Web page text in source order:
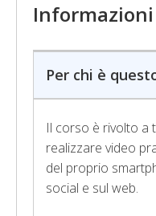
Per chi è
Il corso è rivolto a
realizzare video
del proprio
social e sul web.